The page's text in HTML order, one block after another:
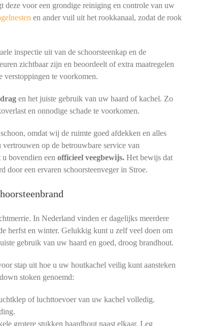
deze voor een grondige reiniging en controle van uw
en ander vuil uit het rookkanaal, zodat de rook
inspectie uit van de schoorsteenkap en de
zichtbaar zijn en beoordeelt of extra maatregelen
verstoppingen te voorkomen.
en het juiste gebruik van uw haard of kachel. Zo
en onnodige schade te voorkomen.
omdat wij de ruimte goed afdekken en alles
op de betrouwbare service van
bovendien een officieel veegbewijs. Het bewijs dat
door een ervaren schoorsteenveger in Stroe.
In Nederland vinden er dagelijks meerdere
herfst en winter. Gelukkig kunt u zelf veel doen om
gebruik van uw haard en goed, droog brandhout.
stap uit hoe u uw houtkachel veilig kunt aansteken
stoken genoemd:
of luchttoevoer van uw kachel volledig.
grotere stukken haardhout naast elkaar. Leg